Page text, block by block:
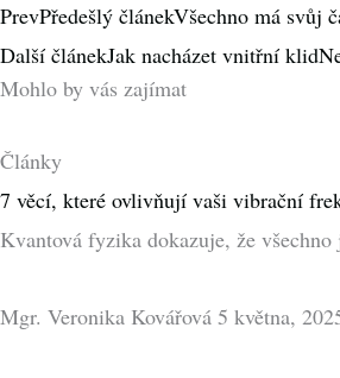
PrevPředešlý článekVšechno má svůj
Další článekJak nacházet vnitřní klid
Mohlo by vás zajímat
Články
7 věcí, které ovlivňují vaši vibrační
Kvantová fyzika dokazuje, že
Mgr. Veronika Kovářová 5 května,